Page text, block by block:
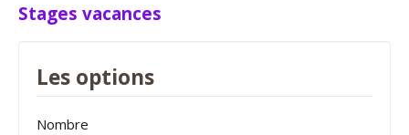
Stages vacances
Les options
Nombre